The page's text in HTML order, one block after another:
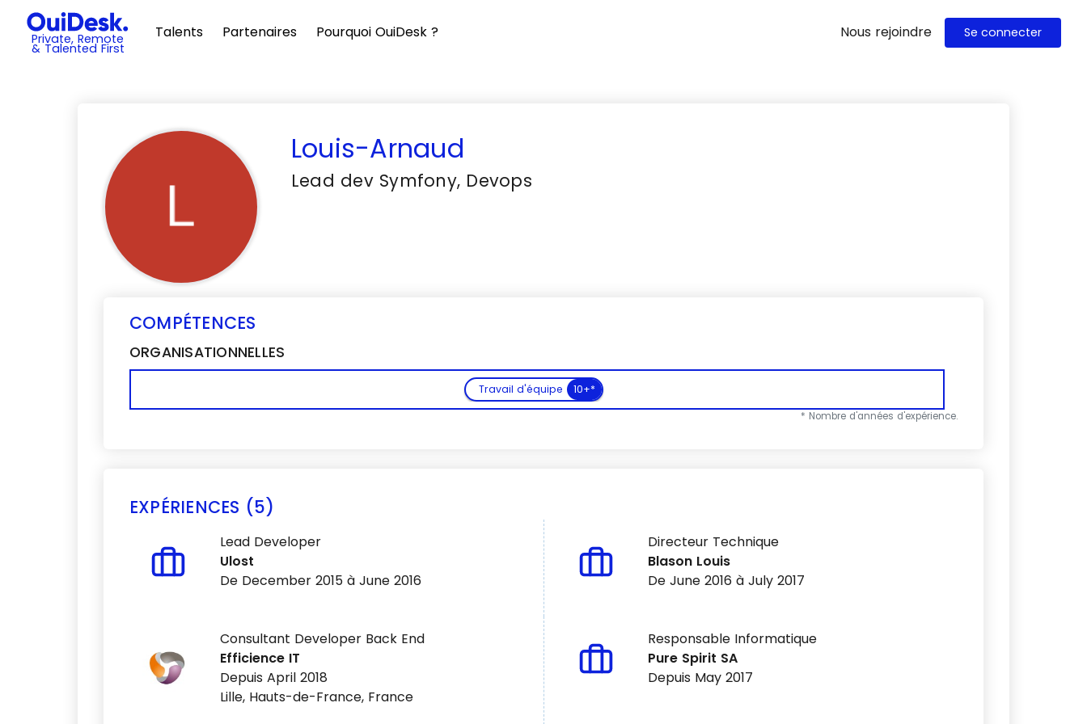
Private, Remote
& Talented First
Talents Partenaires Pourquoi OuiDesk ? Nous rejoindre Se connecter
Louis-Arnaud
Lead dev Symfony, Devops
COMPÉTENCES
ORGANISATIONNELLES
Travail d'équipe 10+*
Voir plus
* Nombre d'années d'expérience.
EXPÉRIENCES (5)
Lead Developer
Ulost
De December 2015 à June 2016
Directeur Technique
Blason Louis
De June 2016 à July 2017
Consultant Developer Back End
Efficience IT
Depuis April 2018
Lille, Hauts-de-France, France
Responsable Informatique
Pure Spirit SA
Depuis May 2017